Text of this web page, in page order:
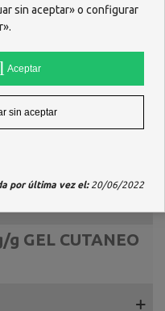
g GEL CUTANEO
sin aceptar» o configurar
Aceptar
sin aceptar
por última vez el:20/06/2022